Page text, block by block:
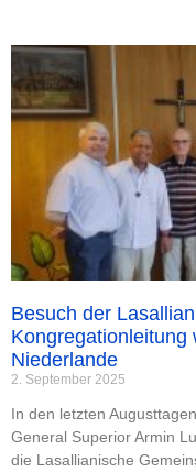
Besuch der
Kongregationleitung
Niederlande
2. September 2025
In den letzten
General Superior Armin
die Lasallianische